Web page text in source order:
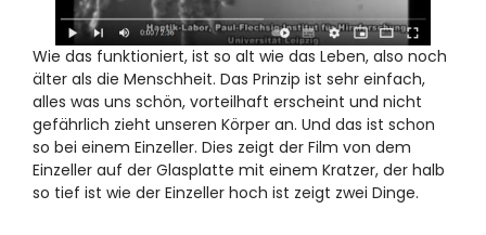
Wie das funktioniert, ist so alt wie das Leben, also noch
älter als die Menschheit. Das Prinzip ist sehr einfach,
alles was uns schön, vorteilhaft erscheint und nicht
gefährlich zieht unseren Körper an. Und das ist schon
so bei einem Einzeller. Dies zeigt der Film von dem
Einzeller auf der Glasplatte mit einem Kratzer, der halb
so tief ist wie der Einzeller hoch ist zeigt zwei Dinge.